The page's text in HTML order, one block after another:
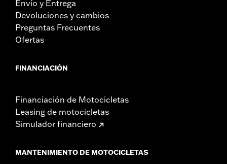
Envío y Entrega
Devoluciones y cambios
Preguntas Frecuentes
Ofertas
FINANCIACIÓN
Financiación de Motocicletas
Leasing de motocicletas
Simulador financiero
MANTENIMIENTO DE MOTOCICLETAS